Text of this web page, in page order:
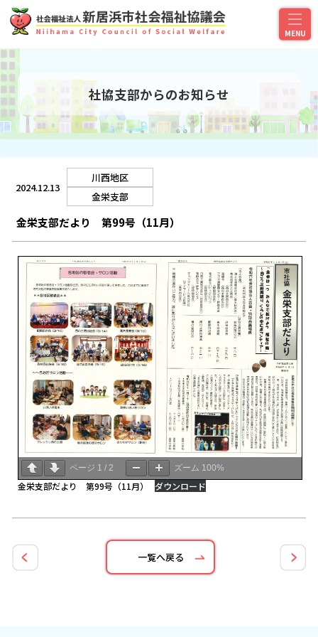
社協支部からのお知らせ
2024.12.13
川西地区
金栄支部
金栄支部だより 第99号（11月）
ページ 1 / 2 ズーム 100%
金栄支部だより 第99号（11月） ダウンロード
一覧へ戻る